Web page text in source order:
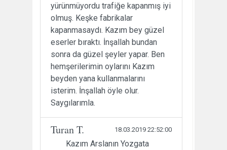
yürünmüyordu trafiğe kapanmış iyi
olmuş. Keşke fabrikalar
kapanmasaydı. Kazım bey güzel
eserler bıraktı. İnşallah bundan
sonra da güzel şeyler yapar. Ben
hemşerilerimin oylarını Kazım
beyden yana kullanmalarını
isterim. İnşallah öyle olur.
Saygılarımla.
Turan T. 18.03.2019 22:52:00
Kazım Arslanın Yozgata